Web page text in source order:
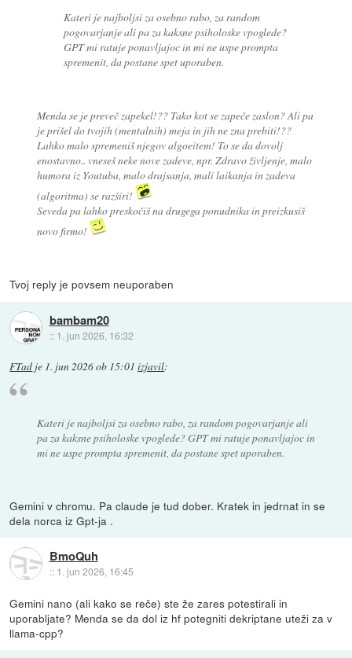
Kateri je najboljsi za osebno rabo, za random
pogovarjanje ali pa za kaksne psiholoske vpoglede?
GPT mi ratuje ponavljajoc in mi ne uspe prompta
spremenit, da postane spet uporaben.
Menda se je preveč zapekel!?? Tako kot se zapeče zaslon? Ali pa
je prišel do tvojih (mentalnih) meja in jih ne zna prebiti!??
Lahko malo spremeniš njegov algoeitem! To se da dovolj
enostavno.. vneseš neke nove zadeve, npr. Zdravo življenje, malo
humora iz Youtuba, malo drajsanja, mali laikanja in zadeva
(algoritma) se razširi!
Seveda pa lahko preskočiš na drugega ponudnika in preizkusiš
novo firmo!
Tvoj reply je povsem neuporaben
bambam20
:: 1. jun 2026, 16:32
FTad je 1. jun 2026 ob 15:01 izjavil:
Kateri je najboljsi za osebno rabo, za random pogovarjanje ali
pa za kaksne psiholoske vpoglede? GPT mi ratuje ponavljajoc in
mi ne uspe prompta spremenit, da postane spet uporaben.
Gemini v chromu. Pa claude je tud dober. Kratek in jedrnat in se
dela norca iz Gpt-ja .
BmoQuh
:: 1. jun 2026, 16:45
Gemini nano (ali kako se reče) ste že zares potestirali in
uporabljate? Menda se da dol iz hf potegniti dekriptane uteži za v
llama-cpp?